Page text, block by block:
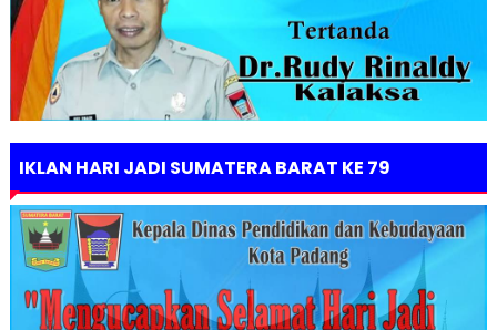
IKLAN HARI JADI SUMATERA BARAT KE 79